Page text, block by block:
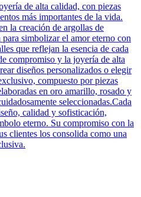
de alta calidad, con piezas
más importantes de la vida.
la creación de argollas de
simbolizar el amor eterno con
que reflejan la esencia de cada
compromiso y la joyería de alta
diseños personalizados o elegir
compuesto por piezas
en oro amarillo, rosado y
seleccionadas.Cada
calidad y sofisticación,
eterno. Su compromiso con la
clientes los consolida como una